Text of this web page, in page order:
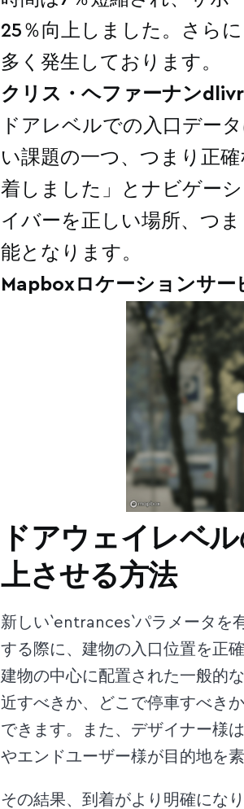
25％向上しました。さら
多く発生しております。
クリス・ヘファーナン
ドアレベルでの入口デー
い課題の一つ、つまり正
着しました」とナビゲー
イバーを正しい場所、つ
能となります。
Mapboxロケーションサー
ドアウェイレベ
上させる方法
新しい`entrances`パラメータを
する際に、建物の入口位置を正
建物の中心に配置された一般的
近すべきか、どこで停車すべき
できます。また、デザイナー様
やエンドユーザー様が目的地を
その結果、到着がより明確にな